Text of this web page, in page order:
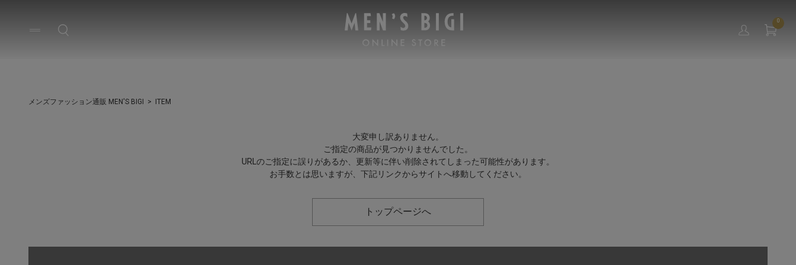
0
メンズファッション通販 MEN'S BIGI ITEM
大変申し訳ありません。
ご指定の商品が見つかりませんでした。
URLのご指定に誤りがあるか、更新等に伴い削除されてしまった可能性があります。
お手数とは思いますが、下記リンクからサイトへ移動してください。
トップページへ